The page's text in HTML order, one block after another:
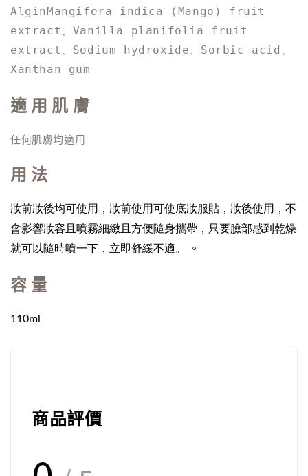
AlginMangifera indica (Mango) fruit
extract、Vanilla planifolia fruit
extract、Sodium hydroxide、Sorbic acid、
Xanthan gum
適 用 肌 膚
任何肌膚均適用
用 法
妝前妝後均可使用，妝前使用可使底妝服貼，妝後使用，不
會影響妝容且噴霧細緻且方便隨身攜帶，只要臉部感到乾燥
就可以隨時噴一下，立即舒緩不適。
。
容 量
110ml
商品評價